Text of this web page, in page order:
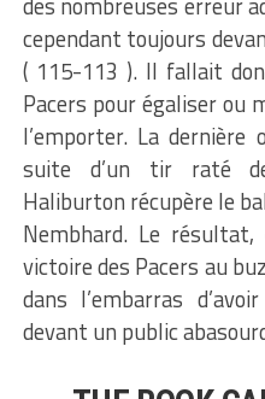
cependant toujours
( 115-113 ). Il fallait
Pacers pour égaliser ou
l’emporter. La
suite d’un tir raté
Haliburton récupère le
Nembhard. Le
victoire des Pacers au
dans l’embarras
devant un public